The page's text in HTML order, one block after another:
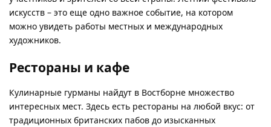
искусств – это еще одно важное событие, на котором
можно увидеть работы местных и международных
художников.
Рестораны и кафе
Кулинарные гурманы найдут в Востборне множество
интересных мест. Здесь есть рестораны на любой вкус: от
традиционных британских пабов до изысканных